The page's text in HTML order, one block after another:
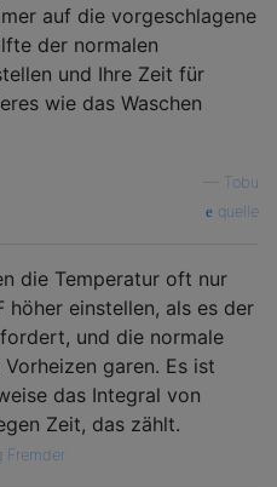
auf die vorgeschlagene
der normalen
und Ihre Zeit für
wie das Waschen
Tobu
quelle
die Temperatur oft nur
höher einstellen, als es der
und die normale
garen. Es ist
das Integral von
Zeit, das zählt.
Fremder